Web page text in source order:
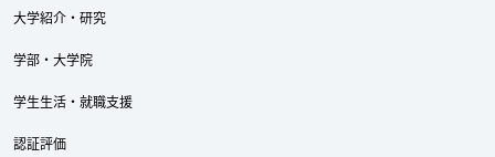
大学紹介・研究
学部・大学院
学生生活・就職支援
認証評価